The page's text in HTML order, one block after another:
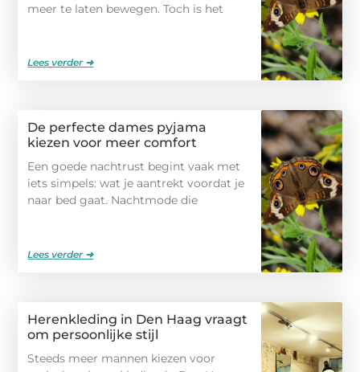
meer te laten bewegen. Toch is het
Lees verder ➜
De perfecte dames pyjama
kiezen voor meer comfort
Een goede nachtrust begint vaak met
iets simpels: wat je aantrekt voordat je
naar bed gaat. Nachtmode die
Lees verder ➜
Herenkleding in Den Haag vraagt
om persoonlijke stijl
Steeds meer mannen kiezen voor